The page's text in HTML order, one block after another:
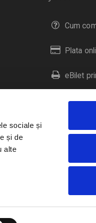
sociale și
și de
alte
Cum
Plata
eBilet
Livrare